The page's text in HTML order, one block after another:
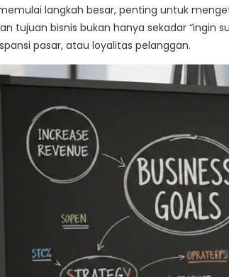
langkah besar, penting untuk
tujuan bisnis bukan hanya sekadar “ingin
pasar, atau loyalitas pelanggan.